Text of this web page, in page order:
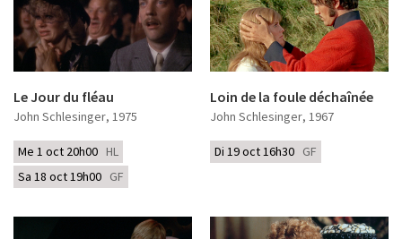
Le Jour du fléau
John Schlesinger, 1975
Me 1 oct 20h00 HL
Sa 18 oct 19h00 GF
Loin de la foule déchaînée
John Schlesinger, 1967
Di 19 oct 16h30 GF